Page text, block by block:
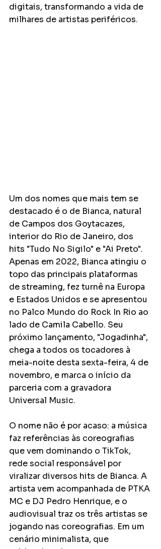
digitais, transformando a vida de
milhares de artistas periféricos.
Um dos nomes que mais tem se
destacado é o de Bianca, natural
de Campos dos Goytacazes,
interior do Rio de Janeiro, dos
hits "Tudo No Sigilo" e "Ai Preto".
Apenas em 2022, Bianca atingiu o
topo das principais plataformas
de streaming, fez turnê na Europa
e Estados Unidos e se apresentou
no Palco Mundo do Rock In Rio ao
lado de Camila Cabello. Seu
próximo lançamento, "Jogadinha",
chega a todos os tocadores à
meia-noite desta sexta-feira, 4 de
novembro, e marca o início da
parceria com a gravadora
Universal Music.
O nome não é por acaso: a música
faz referências às coreografias
que vem dominando o TikTok,
rede social responsável por
viralizar diversos hits de Bianca. A
artista vem acompanhada de PTKA
MC e DJ Pedro Henrique, e o
audiovisual traz os três artistas se
jogando nas coreografias. Em um
cenário minimalista, que